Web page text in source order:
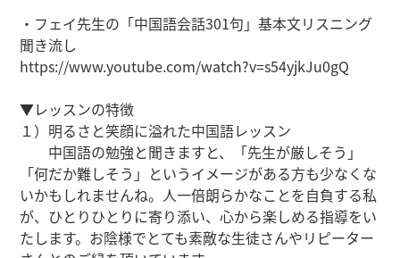
・フェイ先生の「中国語会話301句」基本文リスニング
聞き流し
https://www.youtube.com/watch?v=s54yjkJu0gQ
▼レッスンの特徴
１）明るさと笑顔に溢れた中国語レッスン
中国語の勉強と聞きますと、「先生が厳しそう」
「何だか難しそう」というイメージがある方も少なくな
いかもしれませんね。人一倍朗らかなことを自負する私
が、ひとりひとりに寄り添い、心から楽しめる指導をい
たします。お陰様でとても素敵な生徒さんやリピーター